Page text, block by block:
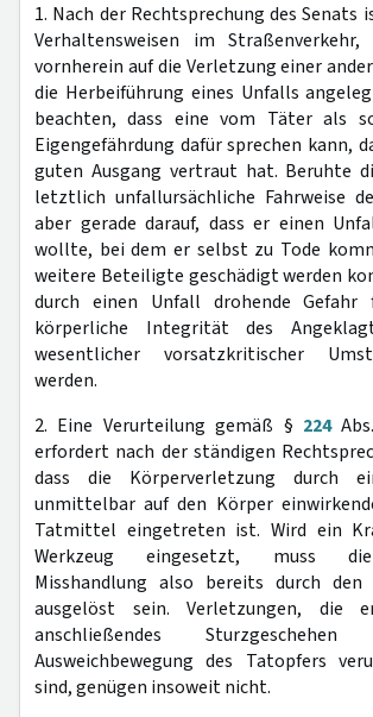
1. Nach der Rechtsprechung des Senats
Verhaltensweisen im
vornherein auf die Verletzung einer
die Herbeiführung eines Unfalls
beachten, dass eine vom Täter als
Eigengefährdung dafür sprechen kann,
guten Ausgang vertraut hat. Beruhte
letztlich unfallursächliche Fahrweise
aber gerade darauf, dass er einen
wollte, bei dem er selbst zu Tode
weitere Beteiligte geschädigt werden
durch einen Unfall drohende Gefahr
körperliche Integrität des
wesentlicher vorsatzkritischer
werden.
2. Eine Verurteilung gemäß § 224
erfordert nach der ständigen
dass die Körperverletzung durch
unmittelbar auf den Körper
Tatmittel eingetreten ist. Wird ein
Werkzeug eingesetzt, muss
Misshandlung also bereits durch
ausgelöst sein. Verletzungen, die
anschließendes
Ausweichbewegung des Tatopfers
sind, genügen insoweit nicht.